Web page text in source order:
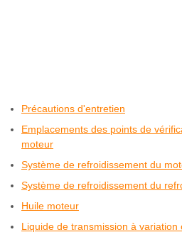
Précautions d'entretien
Emplacements des points de
moteur
Système de refroidissement du
Système de refroidissement du
Huile moteur
Liquide de transmission à variation